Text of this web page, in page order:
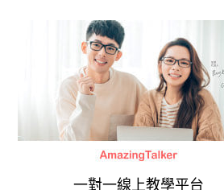
一對一線上教學平台